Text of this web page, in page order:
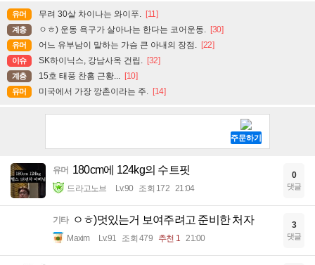
유머 무려 30살 차이나는 와이푸. [11]
계층 ㅇㅎ) 운동 욕구가 살아나는 한다는 코어운동. [30]
유머 어느 유부남이 말하는 가슴 큰 아내의 장점. [22]
이슈 SK하이닉스, 강남사옥 건립. [32]
계층 15호 태풍 찬홈 근황... [10]
유머 미국에서 가장 깡촌이라는 주. [14]
유머 180cm에 124kg의 수트핏
드라고노브 Lv.90 조회 172 21:04
0
댓글
기타 ㅇㅎ)멋있는거 보여주려고 준비한 처자
Maxim Lv.91 조회 479 추천 1 21:00
3
댓글